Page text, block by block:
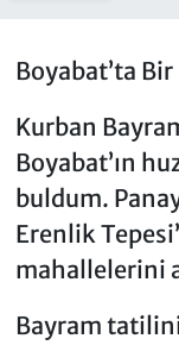
Boyabat’ta Bir
Kurban
Boyabat’ın
buldum.
Erenlik
mahallelerini
Bayram